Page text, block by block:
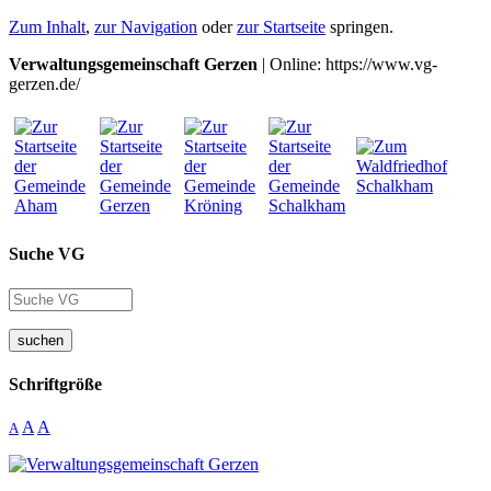
Zum Inhalt, zur Navigation oderzur Startseite springen.
Verwaltungsgemeinschaft Gerzen | Online: https://www.vg-
gerzen.de/
Suche VG
suchen
Schriftgröße
A A A